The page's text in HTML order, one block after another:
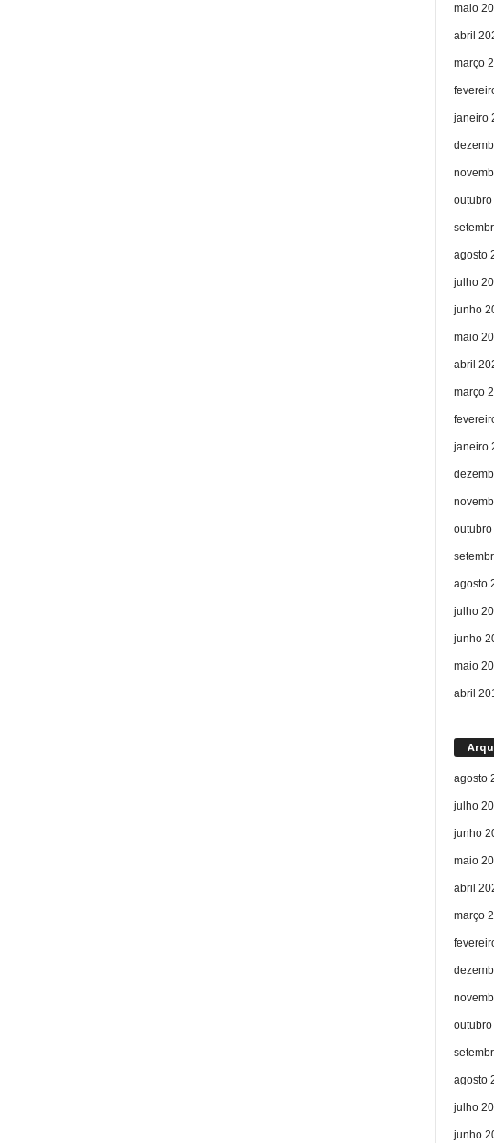
maio
abril
março
janeiro
agosto
julho
junho
maio
abril
março
janeiro
outubro
agosto
julho
junho
maio
abril
agosto
julho
junho
maio
abril
março
agosto
julho
junho